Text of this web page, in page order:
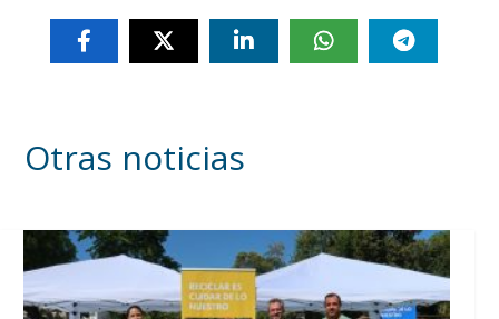
Otras noticias